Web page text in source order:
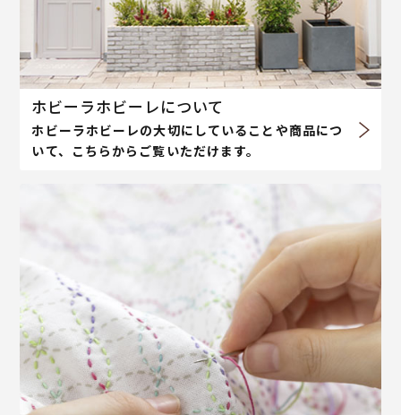
ホビーラホビーレについて
ホビーラホビーレの大切にしていることや商品につ
いて、こちらからご覧いただけます。